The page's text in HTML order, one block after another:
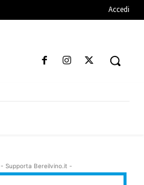
Accedi
- Supporta Bereilvino.it -